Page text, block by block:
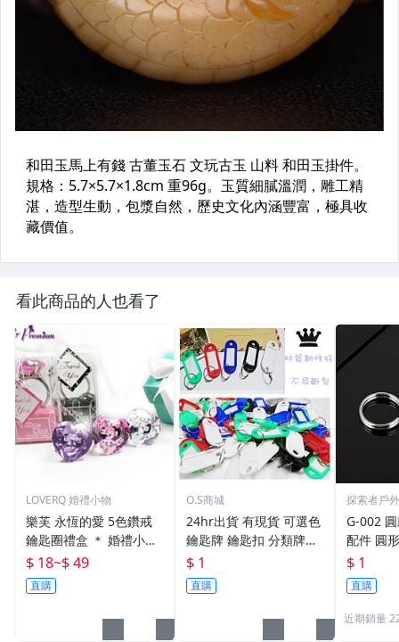
看此商品的人也看了
LOVERQ 婚禮小物
樂芙 永恆的愛 5色鑽戒
鑰匙圈禮盒 ＊ 婚禮小物
二次進場 工商禮贈品 戒
指鑰匙圈 鑽石鑰匙扣 大
鑽戒 送客禮 活動贈品
$ 18~$ 49
直購
O.S商城
24hr出貨 有現貨 可選色
鑰匙牌 鑰匙扣 分類牌鎖
匙 分類牌 塑膠鑰匙牌 鑰
匙扣 號碼牌 分類牌 標記
鑰匙吊牌 掛牌
$ 1
直購
探索者戶
G-002
配件 圓
鑰匙圈
單個鑰
$ 1
直購
近期銷量